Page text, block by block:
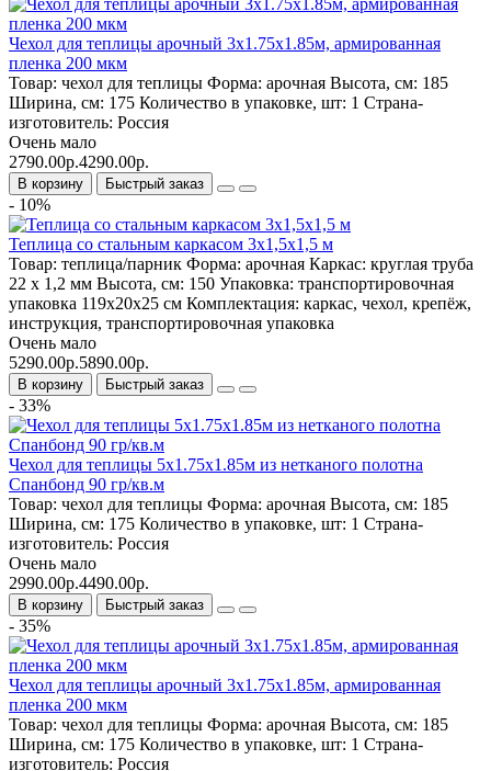
Чехол для теплицы арочный 3х1.75х1.85м, армированная
пленка 200 мкм
Товар: чехол для теплицы Форма: арочная Высота, см: 185
Ширина, см: 175 Количество в упаковке, шт: 1 Страна-
изготовитель: Россия
Очень мало
2790.00р.4290.00р.
В корзину Быстрый заказ
- 10%
Теплица со стальным каркасом 3х1,5х1,5 м
Товар: теплица/парник Форма: арочная Каркас: круглая труба
22 х 1,2 мм Высота, см: 150 Упаковка: транспортировочная
упаковка 119x20x25 см Комплектация: каркас, чехол, крепёж,
инструкция, транспортировочная упаковка
Очень мало
5290.00р.5890.00р.
В корзину Быстрый заказ
- 33%
Чехол для теплицы 5х1.75х1.85м из нетканого полотна
Спанбонд 90 гр/кв.м
Товар: чехол для теплицы Форма: арочная Высота, см: 185
Ширина, см: 175 Количество в упаковке, шт: 1 Страна-
изготовитель: Россия
Очень мало
2990.00р.4490.00р.
В корзину Быстрый заказ
- 35%
Чехол для теплицы арочный 3х1.75х1.85м, армированная
пленка 200 мкм
Товар: чехол для теплицы Форма: арочная Высота, см: 185
Ширина, см: 175 Количество в упаковке, шт: 1 Страна-
изготовитель: Россия